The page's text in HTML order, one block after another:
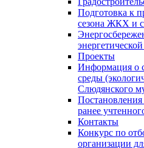
Подготовка к
сезона ЖКХ и
Проекты
Информация о
среды
Слюдянского
ранее
Контакты
Конкурс по
организации